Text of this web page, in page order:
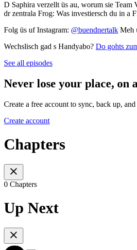
D Saphira verzellt üs au, worum sie
dr zentrala Frog: Was investiersch du in a
Folg üs uf Instagram: @buendnertalk Meh
Wechslisch gad s Handyabo? Do gohts
See all episodes
Never lose your place, on
Create a free account to sync, back up,
Create account
Chapters
0 Chapters
Up Next